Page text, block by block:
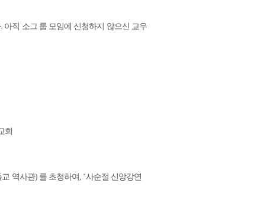
. 아직 소그 룹 모임에 신청하지 않으신 교우
회
교 역사관) 를 초청하여 , ‘사순절 신앙강연